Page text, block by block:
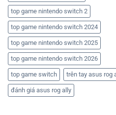
top game nintendo switch 2
top game nintendo switch 2024
top game nintendo switch 2025
top game nintendo switch 2026
top game switch trên tay asus rog
đánh giá asus rog ally